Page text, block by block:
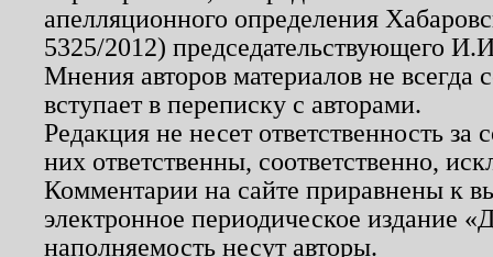
апелляционного определения
5325/2012) председательствующего
Мнения авторов материалов не
вступает в переписку с авторами.
Редакция не несет ответственность
них ответственны, соответственно,
Комментарии на сайте приравнены к
электронное периодическое издание
наполняемость несут авторы.